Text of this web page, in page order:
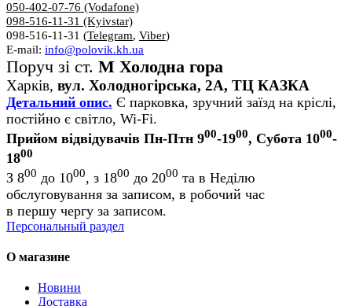
050-402-07-76 (Vodafone)
098-516-11-31 (Kyivstar)
098-516-11-31 (Telegram, Viber)
E-mail: info@polovik.kh.ua
Поруч зі ст. М Холодна гора
Харків, вул. Холодногірська, 2А, ТЦ КАЗКА
Детальний опис. Є парковка, зручний заїзд на кріслі,
постійно є світло, Wi-Fi.
Прийом відвідувачів Пн-Птн 900-1900, Субота 1000-
1800
З 800 до 1000, з 1800 до 2000 та в Неділю
обслуговування за записом, в робочий час
в першу чергу за записом.
Персональный раздел
О магазине
Новини
Доставка